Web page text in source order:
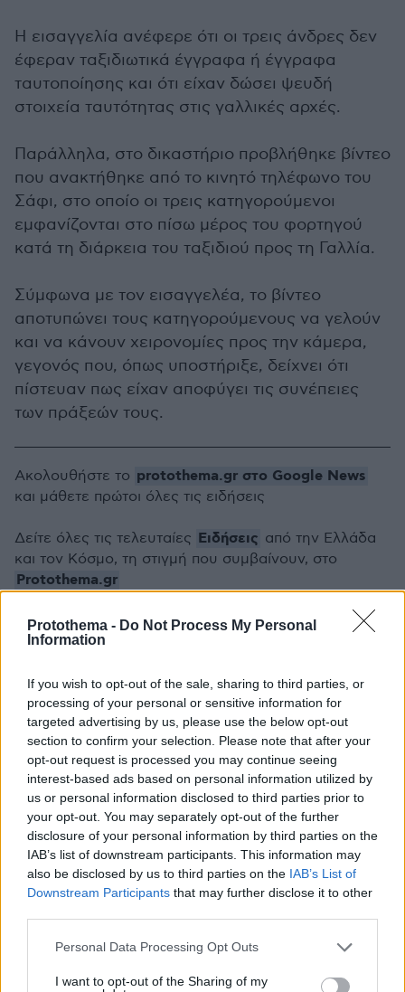
Protothema - Do Not Process My Personal
Information
If you wish to opt-out of the sale, sharing to third parties, or
processing of your personal or sensitive information for
targeted advertising by us, please use the below opt-out
section to confirm your selection. Please note that after your
opt-out request is processed you may continue seeing
interest-based ads based on personal information utilized by
us or personal information disclosed to third parties prior to
your opt-out. You may separately opt-out of the further
disclosure of your personal information by third parties on the
IAB’s list of downstream participants. This information may
also be disclosed by us to third parties on the IAB’s List of
Downstream Participants that may further disclose it to other
Please note that this website/app uses one or more Google
not limited to your visit or usage behaviour. You may click to
Personal Data Processing Opt Outs
I want to opt-out of the Sharing of my
Η εισαγγελία ανέφερε ότι οι τρεις άνδρες δεν
έφεραν ταξιδιωτικά έγγραφα ή έγγραφα
ταυτοποίησης και ότι είχαν δώσει ψευδή
στοιχεία ταυτότητας στις γαλλικές αρχές.
Παράλληλα, στο δικαστήριο προβλήθηκε βίντεο
που ανακτήθηκε από το κινητό τηλέφωνο του
Σάφι, στο οποίο οι τρεις κατηγορούμενοι
εμφανίζονται στο πίσω μέρος του φορτηγού
κατά τη διάρκεια του ταξιδιού προς τη Γαλλία.
Σύμφωνα με τον εισαγγελέα, το βίντεο
αποτυπώνει τους κατηγορούμενους να γελούν
και να κάνουν χειρονομίες προς την κάμερα,
γεγονός που, όπως υποστήριξε, δείχνει ότι
πίστευαν πως είχαν αποφύγει τις συνέπειες
των πράξεών τους.
Thema Insights
Ακολουθήστε το protothema.gr στο Google News
και μάθετε πρώτοι όλες τις ειδήσεις
Δείτε όλες τις τελευταίες Ειδήσεις από την Ελλάδα
και τον Κόσμο, τη στιγμή που συμβαίνουν, στο
Protothema.gr